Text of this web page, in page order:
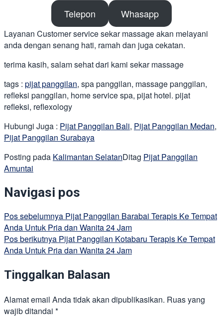
Telepon Whasapp
Layanan Customer service sekar massage akan melayani
anda dengan senang hati, ramah dan juga cekatan.
terima kasih, salam sehat dari kami sekar massage
tags : pijat panggilan, spa panggilan, massage panggilan,
refleksi panggilan, home service spa, pijat hotel. pijat
refleksi, reflexology
Hubungi Juga : Pijat Panggilan Bali, Pijat Panggilan Medan,
Pijat Panggilan Surabaya
Posting pada Kalimantan SelatanDitag Pijat Panggilan
Amuntai
Navigasi pos
Pos sebelumnya Pijat Panggilan Barabai Terapis Ke Tempat
Anda Untuk Pria dan Wanita 24 Jam
Pos berikutnya Pijat Panggilan Kotabaru Terapis Ke Tempat
Anda Untuk Pria dan Wanita 24 Jam
Tinggalkan Balasan
Alamat email Anda tidak akan dipublikasikan. Ruas yang
wajib ditandai *